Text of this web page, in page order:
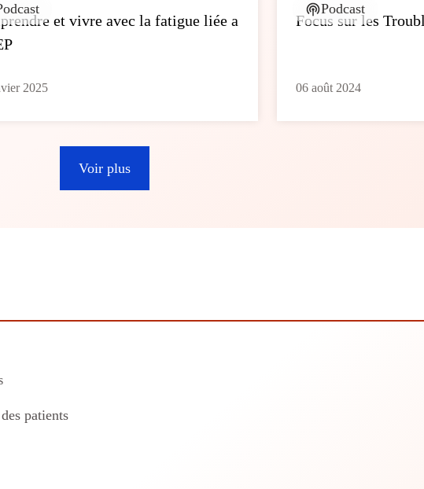
et vivre avec la fatigue liée a
2025
Podcast
Focus sur les
06 août 2024
Voir plus
patients